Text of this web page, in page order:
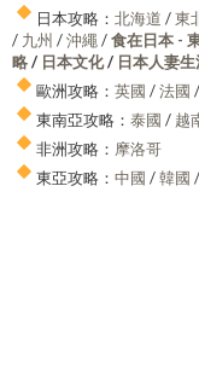
日本攻略： 北海道 /東
/ 九州 /沖繩 /食在日本 -
略/ 日本文化/ 日本人妻生
歐洲攻略： 英國 /法國 /
東南亞攻略： 泰國 / 越
非洲攻略： 摩洛哥
東亞攻略： 中國 /韓國 /